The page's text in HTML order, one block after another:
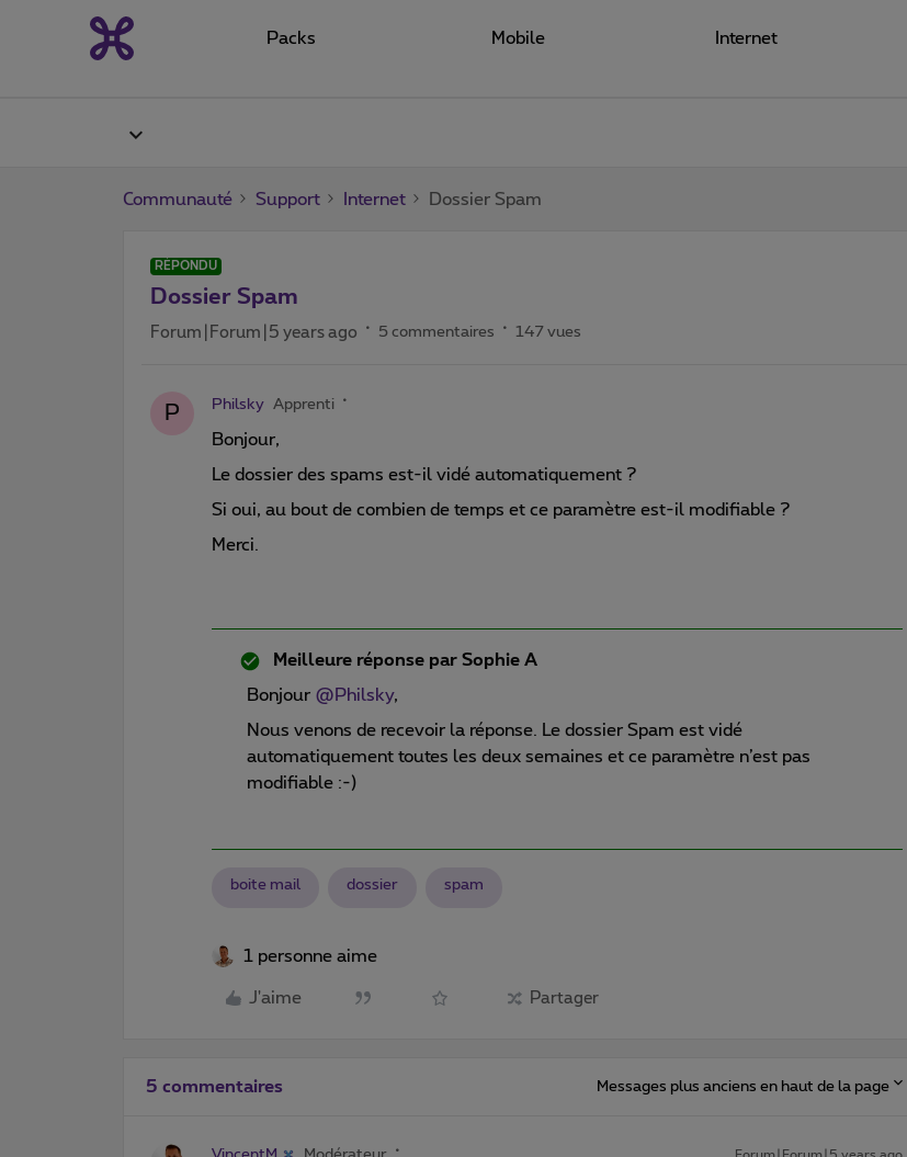
Packs Mobile Internet
Communauté Support Internet Dossier Spam
RÉPONDU
Dossier Spam
Forum|Forum|5 years ago 5 commentaires 147 vues
P Philsky Apprenti
Bonjour,
Le dossier des spams est-il vidé automatiquement ?
Si oui, au bout de combien de temps et ce paramètre est-il modifiable ?
Merci.
Meilleure réponse par Sophie A
Bonjour @Philsky,
Nous venons de recevoir la réponse. Le dossier Spam est vidé
automatiquement toutes les deux semaines et ce paramètre n’est pas
modifiable :-)
boite mail dossier spam
1 personne aime
J'aime Partager
5 commentaires Messages plus anciens en haut de la page
Forum|Forum|5 years ago